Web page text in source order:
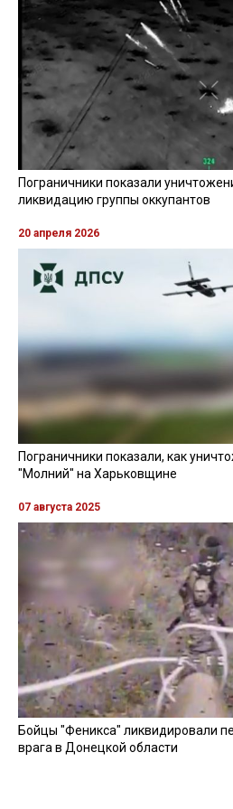
Пограничники показали
ликвидацию группы оккупантов
20 апреля 2026
Пограничники показали, как
"Молний" на Харьковщине
07 августа 2025
Бойцы "Феникса" ликвидировали
врага в Донецкой области